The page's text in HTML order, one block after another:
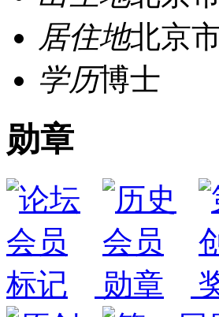
居住地北京
学历博士
勋章